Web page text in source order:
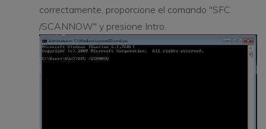
correctamente, proporcione el comando "SFC
/SCANNOW" y presione Intro.